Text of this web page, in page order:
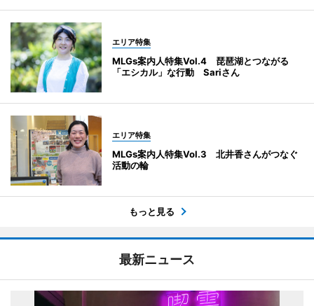
エリア特集
MLGs案内人特集Vol.4 琵琶湖とつながる
「エシカル」な行動 Sariさん
エリア特集
MLGs案内人特集Vol.3 北井香さんがつなぐ
活動の輪
もっと見る
最新ニュース